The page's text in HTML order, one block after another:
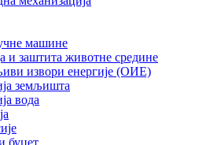
машине
и заштита животне средине
извори енергије (ОИЕ)
земљишта
вода
буџет